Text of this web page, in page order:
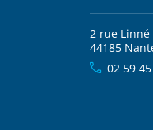
2 rue
44185
02 59